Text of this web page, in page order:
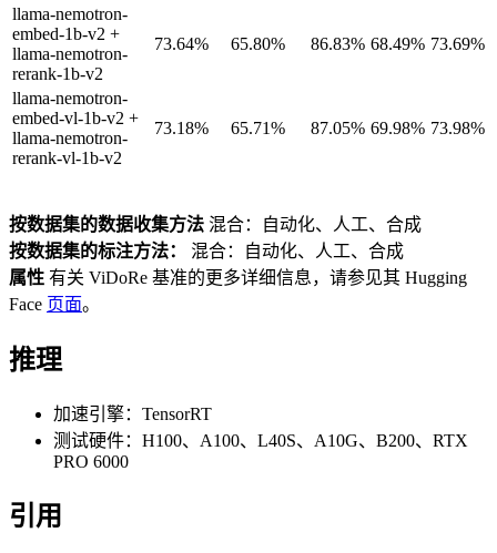
llama-nemotron-
embed-1b-v2 +
llama-nemotron-
rerank-1b-v2
73.64% 65.80% 86.83% 68.49% 73.69%
llama-nemotron-
embed-vl-1b-v2 +
llama-nemotron-
rerank-vl-1b-v2
73.18% 65.71% 87.05% 69.98% 73.98%
按数据集的数据收集方法 混合：自动化、人工、合成
按数据集的标注方法：
混合：自动化、人工、合成
属性 有关 ViDoRe 基准的更多详细信息，请参见其 Hugging
Face 页面。
推理
加速引擎：TensorRT
测试硬件：H100、A100、L40S、A10G、B200、RTX
PRO 6000
引用